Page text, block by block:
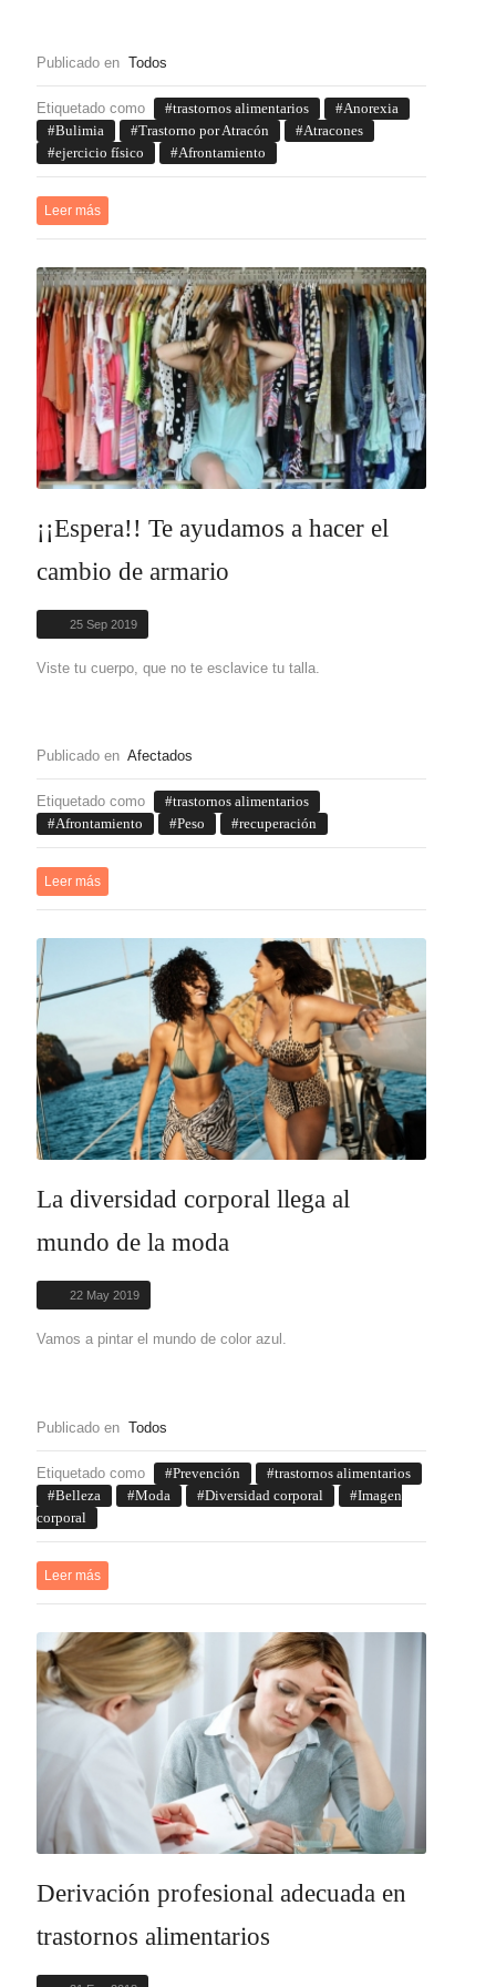
Publicado en Todos
Etiquetado como trastornos alimentarios
Anorexia
Bulimia
Trastorno por Atracón
Atracones
ejercicio físico
Afrontamiento
Leer más
¡¡Espera!! Te ayudamos a hacer el
cambio de armario
25 Sep 2019
Viste tu cuerpo, que no te esclavice tu talla.
Publicado en Afectados
Etiquetado como
trastornos alimentarios
Afrontamiento
Peso recuperación
Leer más
La diversidad corporal llega al
mundo de la moda
22 May 2019
Vamos a pintar el mundo de color azul.
Publicado en Todos
Etiquetado como Prevención
trastornos alimentarios
Belleza
Moda Diversidad corporal
Imagen
corporal
Leer más
Derivación profesional adecuada en
trastornos alimentarios